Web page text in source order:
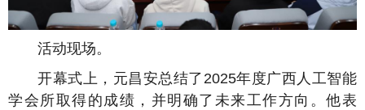
活动现场。
开幕式上，元昌安总结了2025年度广西人工智能
学会所取得的成绩，并明确了未来工作方向。他表